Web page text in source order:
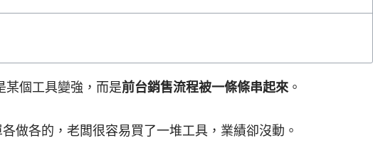
某個工具變強，而是前台銷售流程被一條條串起來。
做各的，老闆很容易買了一堆工具，業績卻沒動。